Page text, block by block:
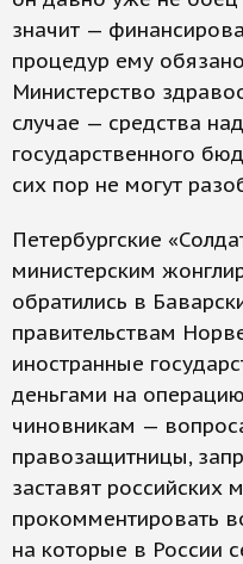
значит —
процедур ему
Министерство
случае — средства
государственного
сих пор не могут
Петербургские
министерским
обратились в
правительствам
иностранные
деньгами на
чиновникам —
правозащитницы,
заставят российских
прокомментировать
на которые в России